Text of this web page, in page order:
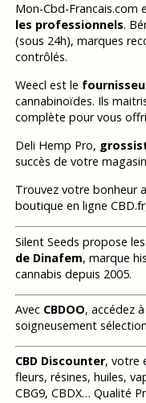
Mon-Cbd-Francais.com
les professionnels.
(sous 24h), marques
contrôlés.
Weecl est le
cannabinoïdes. Ils
complète pour vous
Deli Hemp Pro,
succès de votre
Trouvez votre bonheur
boutique en ligne
Silent Seeds propose les
de Dinafem, marque
cannabis depuis 2005.
Avec CBDOO, accédez
soigneusement
CBD Discounter, votre
fleurs, résines, huiles,
CBG9, CBDX… Qualité